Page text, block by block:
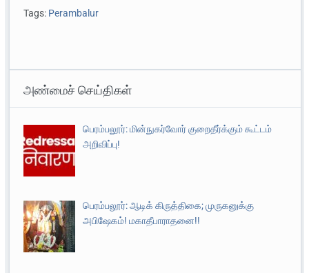
Tags: Perambalur
அண்மைச் செய்திகள்
பெரம்பலூர்: மின்நுகர்வோர் குறைதீர்க்கும் கூட்டம்
அறிவிப்பு!
பெரம்பலூர்: ஆடிக் கிருத்திகை; முருகனுக்கு
அபிஷேகம்! மகாதீபாராதனை!!